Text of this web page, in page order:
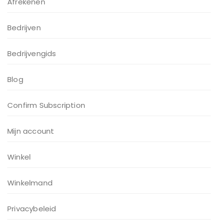
Bedrijven
Bedrijvengids
Blog
Confirm Subscription
Mijn account
Winkel
Winkelmand
Privacybeleid